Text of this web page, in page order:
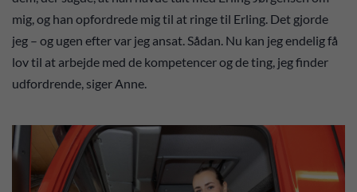
mig, og han opfordrede mig til at ringe til Erling. Det gjorde
jeg – og ugen efter var jeg ansat. Sådan. Nu kan jeg endelig få
lov til at arbejde med de kompetencer og de ting, jeg finder
udfordrende, siger Anne.